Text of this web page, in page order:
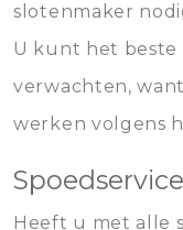
slotenmaker
U kunt het beste
verwachten,
werken volgens
Spoedservice
Heeft u met alle